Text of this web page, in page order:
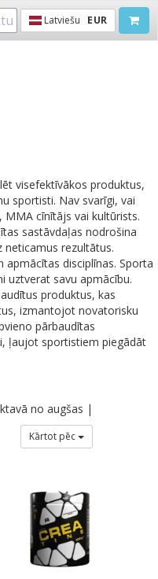
Latviešu EUR
visefektīvākos produktus,
sportisti. Nav svarīgi, vai
cīnītājs vai kultūrists.
sastāvdaļas nodrošina
neticamus rezultātus.
apmācītas disciplīnas. Sporta
uztverat savu apmācību.
produktus, kas
izmantojot novatorisku
pārbaudītas
ļaujot sportistiem piegādāt
no augšas |
Kārtot pēc